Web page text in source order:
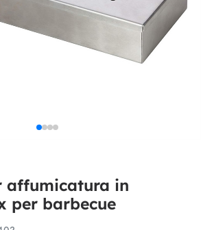
affumicatura in
per barbecue